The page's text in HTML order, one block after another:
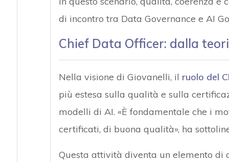
di incontro tra Data Governance e AI
Chief Data Officer: dalla
Nella visione di Giovanelli, il ruolo del
più estesa sulla qualità e sulla
modelli di AI. «È fondamentale che i
certificati, di buona qualità», ha
Questa attività diventa un elemento di